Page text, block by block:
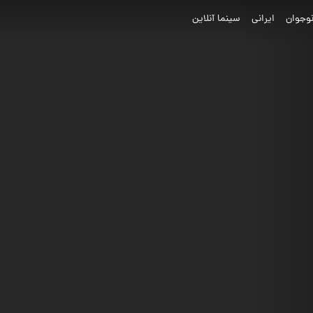
ایرانی سینما آنلاین